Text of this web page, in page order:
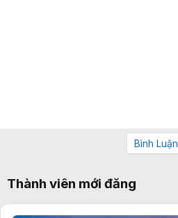
Bình Luận
Thành viên mới đăng